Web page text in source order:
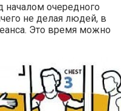
началом очередного
не делая людей, в
Это время можно